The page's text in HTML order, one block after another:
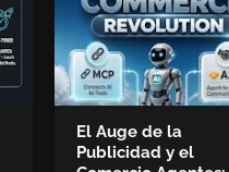
El Auge de la
Publicidad y el